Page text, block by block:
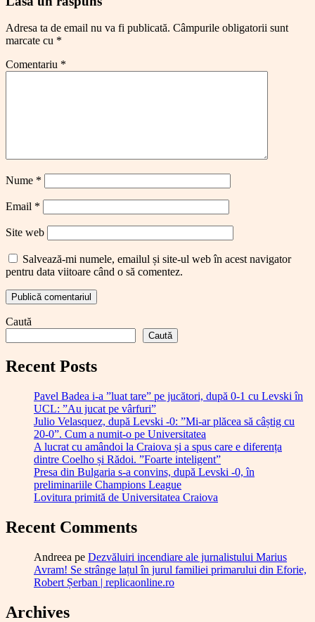
Adresa ta de email nu va fi publicată. Câmpurile obligatorii sunt
marcate cu *
Comentariu *
Nume *
Email *
Site web
Salvează-mi numele, emailul și site-ul web în acest navigator
pentru data viitoare când o să comentez.
Caută
Caută
Recent Posts
Pavel Badea i-a ”luat tare” pe jucători, după 0-1 cu Levski în
UCL: ”Au jucat pe vârfuri”
Julio Velasquez, după Levski -0: ”Mi-ar plăcea să câștig cu
20-0”. Cum a numit-o pe Universitatea
A lucrat cu amândoi la Craiova și a spus care e diferența
dintre Coelho și Rădoi. ”Foarte inteligent”
Presa din Bulgaria s-a convins, după Levski -0, în
preliminariile Champions League
Lovitura primită de Universitatea Craiova
Recent Comments
Andreea pe Dezvăluiri incendiare ale jurnalistului Marius
Avram! Se strânge lațul în jurul familiei primarului din Eforie,
Robert Șerban | replicaonline.ro
Archives